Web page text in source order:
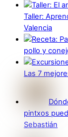
Taller:
Valencia
pollo y
Las 7
pintxos
Sebastián